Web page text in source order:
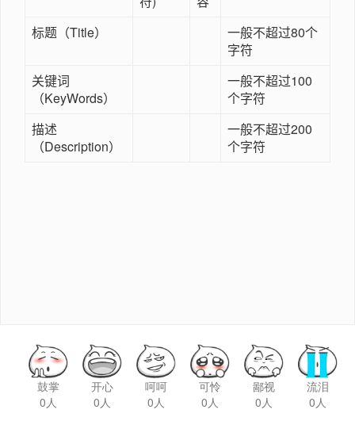
鼓掌
0人
开心
0人
呵呵
0人
可怜
0人
鄙视
0人
流泪
0人